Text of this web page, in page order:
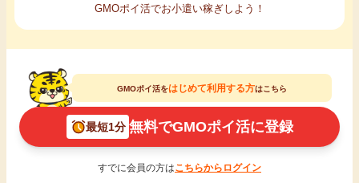
GMOポイ活でお小遣い稼ぎしよう！
GMOポイ活をはじめて利用する方はこちら
最短1分 無料でGMOポイ活に登録
すでに会員の方はこちらからログイン